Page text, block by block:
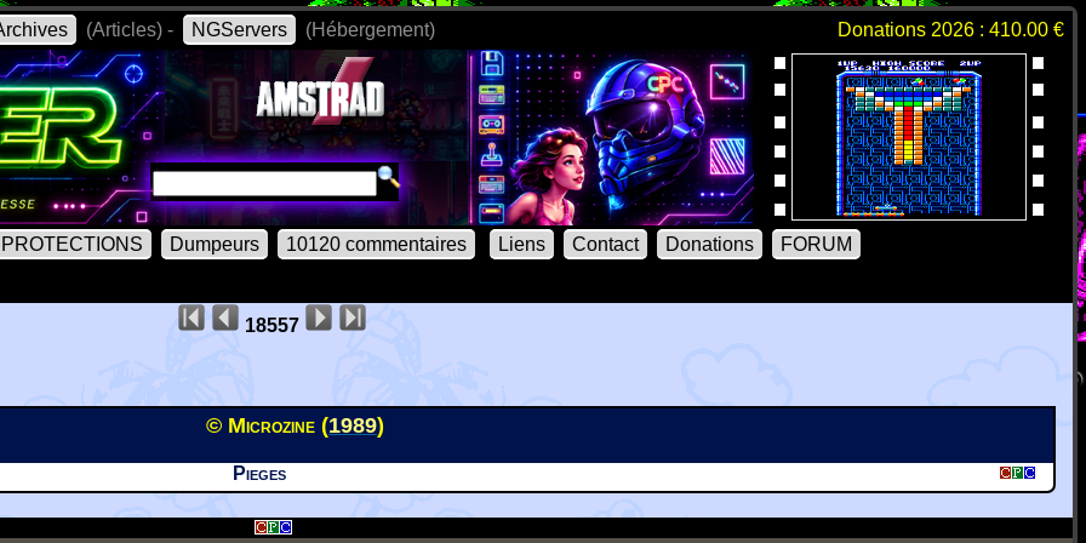
(Articles) - NGServers (Hébergement) Donations 2026 : 410.00 €
PROTECTIONS Dumpeurs 10120 commentaires Liens Contact Donations FORUM
18557
© Microzine (1989)
Pieges